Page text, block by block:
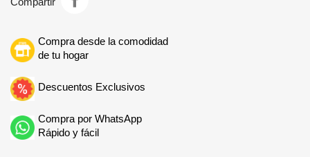
Compra desde la comodidad
de tu hogar
Descuentos Exclusivos
Compra por WhatsApp
Rápido y fácil